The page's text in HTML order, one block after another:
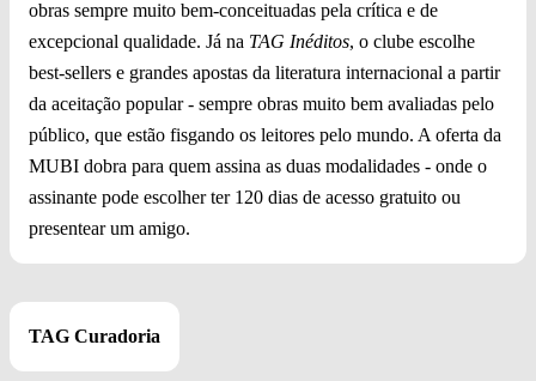
obras sempre muito bem-conceituadas pela crítica e de
excepcional qualidade. Já na TAG Inéditos, o clube escolhe
best-sellers e grandes apostas da literatura internacional a partir
da aceitação popular - sempre obras muito bem avaliadas pelo
público, que estão fisgando os leitores pelo mundo. A oferta da
MUBI dobra para quem assina as duas modalidades - onde o
assinante pode escolher ter 120 dias de acesso gratuito ou
presentear um amigo.
TAG Curadoria